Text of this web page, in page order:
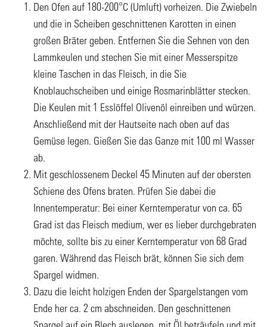
Den Ofen auf 180-200°C (Umluft) vorheizen. Die Zwiebeln
und die in Scheiben geschnittenen Karotten in einen
großen Bräter geben. Entfernen Sie die Sehnen von den
Lammkeulen und stechen Sie mit einer Messerspitze
kleine Taschen in das Fleisch, in die Sie
Knoblauchscheiben und einige Rosmarinblätter stecken.
Die Keulen mit 1 Esslöffel Olivenöl einreiben und würzen.
Anschließend mit der Hautseite nach oben auf das
Gemüse legen. Gießen Sie das Ganze mit 100 ml Wasser
ab.
Mit geschlossenem Deckel 45 Minuten auf der obersten
Schiene des Ofens braten. Prüfen Sie dabei die
Innentemperatur: Bei einer Kerntemperatur von ca. 65
Grad ist das Fleisch medium, wer es lieber durchgebraten
möchte, sollte bis zu einer Kerntemperatur von 68 Grad
garen. Während das Fleisch brät, können Sie sich dem
Spargel widmen.
Dazu die leicht holzigen Enden der Spargelstangen vom
Ende her ca. 2 cm abschneiden. Den geschnittenen